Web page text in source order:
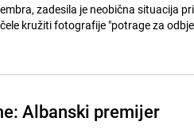
zadesila je neobična situacija
kružiti fotografije "potrage za
Albanski premijer